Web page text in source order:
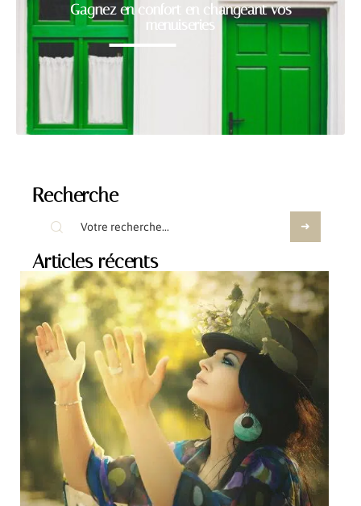
Gagnez en confort en changeant vos
menuiseries
Recherche
Articles récents